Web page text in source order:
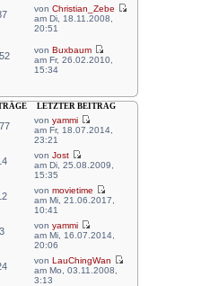
vonChristian_Zebe
am Di, 18.11.2008,
20:51
vonBuxbaum
am Fr, 26.02.2010,
15:34
LETZTER BEITRAG
vonyammi
am Fr, 18.07.2014,
23:21
vonJost
am Di, 25.08.2009,
15:35
vonmovietime
am Mi, 21.06.2017,
10:41
3
vonyammi
am Mi, 16.07.2014,
20:06
vonLauChingWan
am Mo, 03.11.2008,
3:13